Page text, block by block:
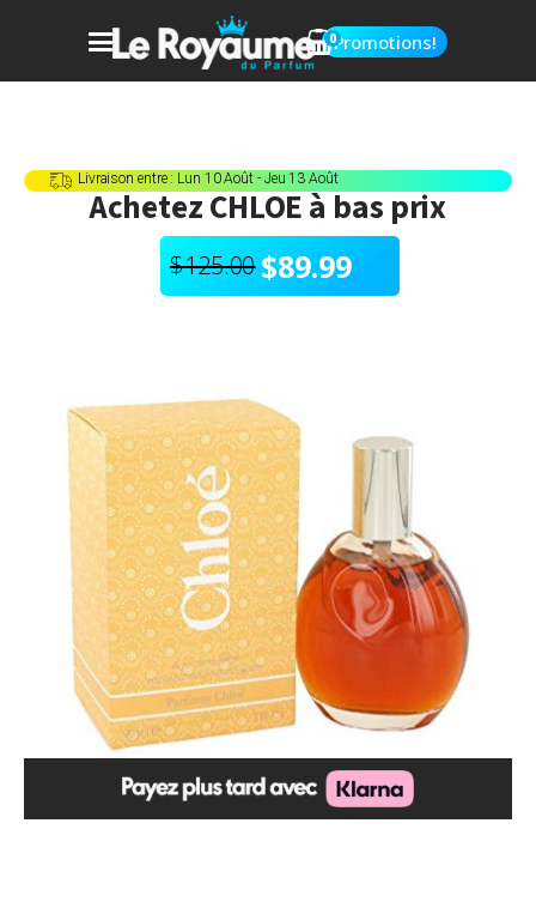
0Promotions!
Livraison entre : Lun 10 Août - Jeu 13 Août
AchetezCHLOEà bas prix
$125.00
Le
était :
$125.00.
$89.99
Le
est :
$89.99.